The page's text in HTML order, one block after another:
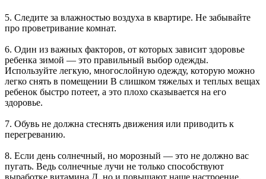
5. Следите за влажностью воздуха в квартире. Не забывайте
про проветривание комнат.
6. Один из важных факторов, от которых зависит здоровье
ребенка зимой — это правильный выбор одежды.
Используйте легкую, многослойную одежду, которую можно
легко снять в помещении В слишком тяжелых и теплых вещах
ребенок быстро потеет, а это плохо сказывается на его
здоровье.
7. Обувь не должна стеснять движения или приводить к
перегреванию.
8. Если день солнечный, но морозный — это не должно вас
пугать. Ведь солнечные лучи не только способствуют
выработке витамина Д, но и повышают наше настроение.